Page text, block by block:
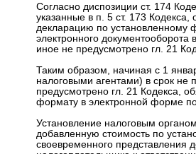
Согласно диспозиции ст. 174
указанные в п. 5 ст. 173
декларацию по установленному
электронного
иное не предусмотрено гл. 21
Таким образом, начиная с 1
налоговыми агентами) в срок
предусмотрено гл. 21 Кодекса,
формату в электронной форме
Установление налоговым
добавленную стоимость по
своевременного представления